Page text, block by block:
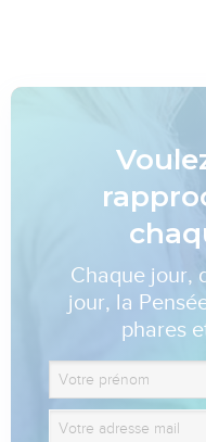
Chaque jour,
jour, la
phares